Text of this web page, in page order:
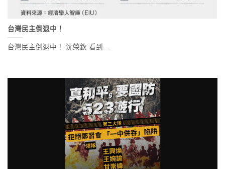
台灣民主倒退中！
台灣民主倒退中！ 沈榮欽 看到....